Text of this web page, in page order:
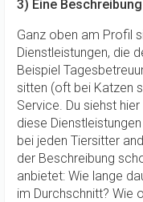
3) Eine
Ganz oben am Profil
Dienstleistungen, die
Beispiel
sitten (oft bei Katzen
Service. Du siehst
diese
bei jeden Tiersitter
der Beschreibung
anbietet: Wie lange
im Durchschnitt? Wie